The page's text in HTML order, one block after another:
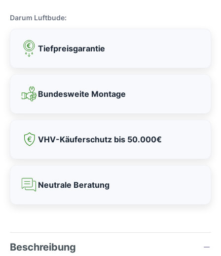
Darum Luftbude:
Tiefpreisgarantie
Bundesweite Montage
VHV-Käuferschutz bis 50.000€
Neutrale Beratung
Beschreibung